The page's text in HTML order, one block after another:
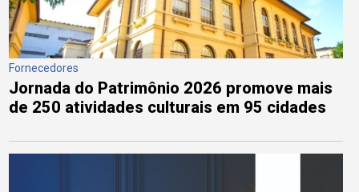
Fornecedores
Jornada do Patrimônio 2026 promove mais
de 250 atividades culturais em 95 cidades